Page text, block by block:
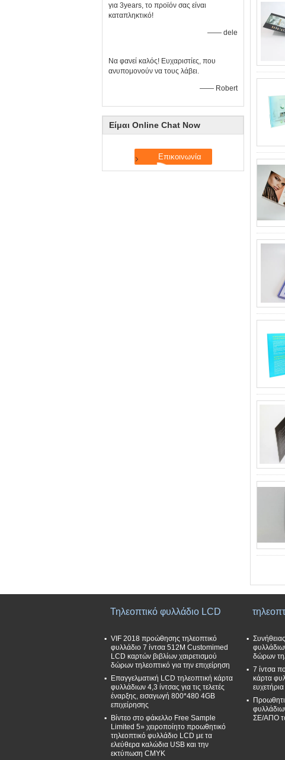
για 3years, το προϊόν σας είναι
καταπληκτικό!
—— dele
Να φανεί καλός! Ευχαριστίες, που
ανυπομονούν να τους λάβει.
—— Robert
Είμαι Online Chat Now
Τηλεοπτικό φυλλάδιο LCD
VIF 2018 προώθησης τηλεοπτικό
φυλλάδιο 7 ίντσα 512M Customimed
LCD καρτών βιβλίων χαιρετισμού
δώρων τηλεοπτικό για την επιχείρηση
Επαγγελματική LCD τηλεοπτική κάρτα
φυλλάδιων 4,3 ίντσας για τις τελετές
έναρξης, εισαγωγή 800*480 4GB
επιχείρησης
Βίντεο στο φάκελλο Free Sample
Limited 5» χειροποίητο προωθητικό
τηλεοπτικό φυλλάδιο LCD με τα
ελεύθερα καλώδια USB και την
εκτύπωση CMYK
δώρων
7 ίντσα
κάρτα
ΣΕ/ΑΠΟ